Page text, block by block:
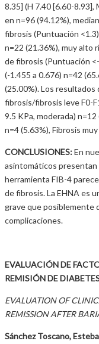
8.35] (H 7.40 [6.60-8.93],
en n=96 (94.12%),
fibrosis (Puntuación
n=22 (21.36%), muy alto
de fibrosis (Puntuación
(-1.455 a 0.676) n=42
(25.00%). Los
fibrosis/fibrosis leve F0-
9.5 KPa, moderada)
n=4 (5.63%), Fibrosis
CONCLUSIONES:En
asintomáticos presentan
herramienta FIB-4
de fibrosis. La EHNA es
grave que posiblemente
complicaciones.
EVALUACIÓN DE
REMISIÓN DE
EVALUATION OF
REMISSION AFTER
Sánchez Toscano,